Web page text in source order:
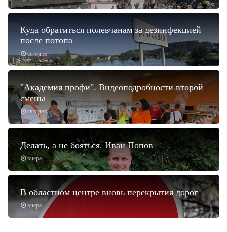
сегодня
Куда обратиться полевчанам за дезинфекцией
после потопа
сегодня
"Академия профи". Видеоподробности второй
смены
вчера
Делать, а не бояться. Иван Попов
вчера
В областном центре вновь перекрытия дорог